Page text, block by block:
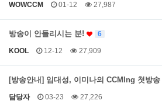
WOWCCM 01-12 27,987
방송이 안들리시는 분! 6
KOOL 12-12 27,909
[방송안내] 임대성, 이미나의 CCMIng 첫방송
담당자 03-23 27,226